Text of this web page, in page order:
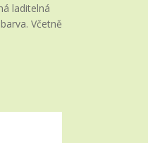
laditelná
Včetně